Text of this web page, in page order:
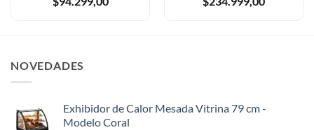
NOVEDADES
Exhibidor de Calor Mesada Vitrina 79 cm -
Modelo Coral